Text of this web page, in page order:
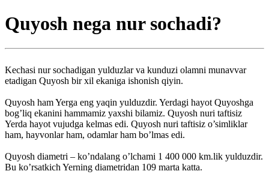
Quyosh nega nur sochadi?
Kechasi nur sochadigan yulduzlar va kunduzi olamni munavvar
etadigan Quyosh bir xil ekaniga ishonish qiyin.
Quyosh ham Yerga eng yaqin yulduzdir. Yerdagi hayot Quyoshga
bog’liq ekanini hammamiz yaxshi bilamiz. Quyosh nuri taftisiz
Yerda hayot vujudga kelmas edi. Quyosh nuri taftisiz o’simliklar
ham, hayvonlar ham, odamlar ham bo’lmas edi.
Quyosh diametri – ko’ndalang o’lchami 1 400 000 km.lik yulduzdir.
Bu ko’rsatkich Yerning diametridan 109 marta katta.